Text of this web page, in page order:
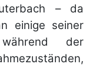
– da
einige seiner
der